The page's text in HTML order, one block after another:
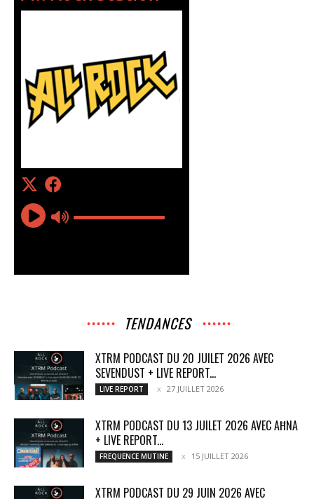
TENDANCES
XTRM PODCAST DU 20 JUILET 2026 AVEC
SEVENDUST + LIVE REPORT...
LIVE REPORT 27 JUILLET 2026
XTRM PODCAST DU 13 JUILET 2026 AVEC AĦNA
+ LIVE REPORT...
FREQUENCE MUTINE 15 JUILLET 2026
XTRM PODCAST DU 29 JUIN 2026 AVEC